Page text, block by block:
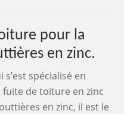
pour la
en zinc.
spécialisé en
de toiture en zinc
en zinc, il est le